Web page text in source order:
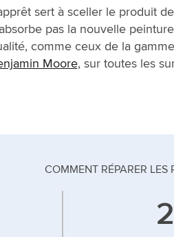
sert à sceller le produit
pas la nouvelle
comme ceux de la gamme
Moore, sur toutes les
COMMENT RÉPARER LES
2